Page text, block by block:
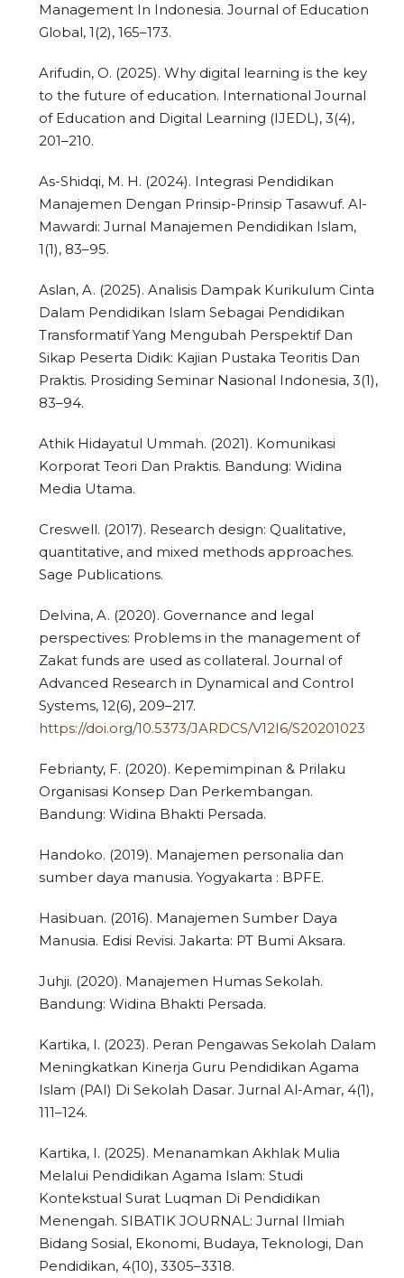
Management In Indonesia. Journal of Education
Global, 1(2), 165–173.
Arifudin, O. (2025). Why digital learning is the key
to the future of education. International Journal
of Education and Digital Learning (IJEDL), 3(4),
201–210.
As-Shidqi, M. H. (2024). Integrasi Pendidikan
Manajemen Dengan Prinsip-Prinsip Tasawuf. Al-
Mawardi: Jurnal Manajemen Pendidikan Islam,
1(1), 83–95.
Aslan, A. (2025). Analisis Dampak Kurikulum Cinta
Dalam Pendidikan Islam Sebagai Pendidikan
Transformatif Yang Mengubah Perspektif Dan
Sikap Peserta Didik: Kajian Pustaka Teoritis Dan
Praktis. Prosiding Seminar Nasional Indonesia, 3(1),
83–94.
Athik Hidayatul Ummah. (2021). Komunikasi
Korporat Teori Dan Praktis. Bandung: Widina
Media Utama.
Creswell. (2017). Research design: Qualitative,
quantitative, and mixed methods approaches.
Sage Publications.
Delvina, A. (2020). Governance and legal
perspectives: Problems in the management of
Zakat funds are used as collateral. Journal of
Advanced Research in Dynamical and Control
Systems, 12(6), 209–217.
https://doi.org/10.5373/JARDCS/V12I6/S20201023
Febrianty, F. (2020). Kepemimpinan & Prilaku
Organisasi Konsep Dan Perkembangan.
Bandung: Widina Bhakti Persada.
Handoko. (2019). Manajemen personalia dan
sumber daya manusia. Yogyakarta : BPFE.
Hasibuan. (2016). Manajemen Sumber Daya
Manusia. Edisi Revisi. Jakarta: PT Bumi Aksara.
Juhji. (2020). Manajemen Humas Sekolah.
Bandung: Widina Bhakti Persada.
Kartika, I. (2023). Peran Pengawas Sekolah Dalam
Meningkatkan Kinerja Guru Pendidikan Agama
Islam (PAI) Di Sekolah Dasar. Jurnal Al-Amar, 4(1),
111–124.
Kartika, I. (2025). Menanamkan Akhlak Mulia
Melalui Pendidikan Agama Islam: Studi
Kontekstual Surat Luqman Di Pendidikan
Menengah. SIBATIK JOURNAL: Jurnal Ilmiah
Bidang Sosial, Ekonomi, Budaya, Teknologi, Dan
Pendidikan, 4(10), 3305–3318.